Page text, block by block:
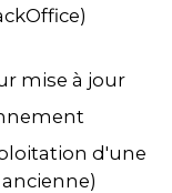
mise à jour
d'une